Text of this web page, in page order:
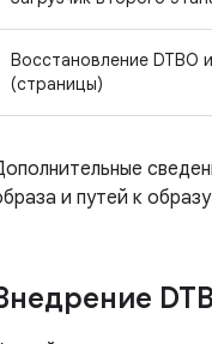
Восстановление DTBO
(страницы)
и путей к